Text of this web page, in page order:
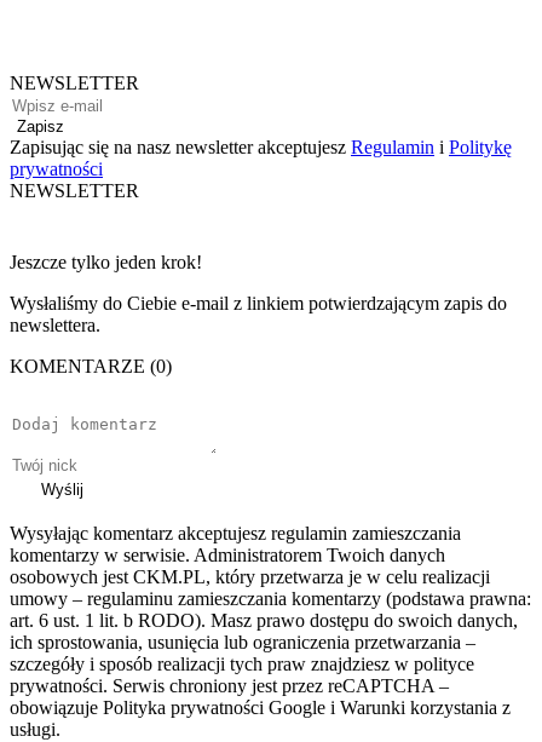
NEWSLETTER
Zapisz
Zapisując się na nasz newsletter akceptujesz Regulamin i Politykę
prywatności
NEWSLETTER
Jeszcze tylko jeden krok!
Wysłaliśmy do Ciebie e-mail z linkiem potwierdzającym zapis do
newslettera.
KOMENTARZE (0)
Wyślij
Wysyłając komentarz akceptujesz regulamin zamieszczania
komentarzy w serwisie. Administratorem Twoich danych
osobowych jest CKM.PL, który przetwarza je w celu realizacji
umowy – regulaminu zamieszczania komentarzy (podstawa prawna:
art. 6 ust. 1 lit. b RODO). Masz prawo dostępu do swoich danych,
ich sprostowania, usunięcia lub ograniczenia przetwarzania –
szczegóły i sposób realizacji tych praw znajdziesz w polityce
prywatności. Serwis chroniony jest przez reCAPTCHA –
obowiązuje Polityka prywatności Google i Warunki korzystania z
usługi.